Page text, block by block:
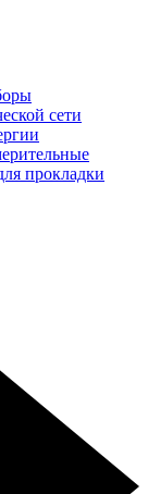
сети
прокладки